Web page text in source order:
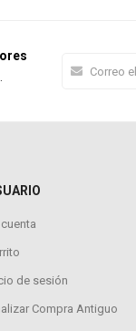
de sesión
Compra Antiguo